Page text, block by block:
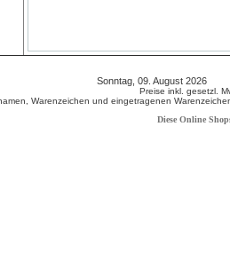
Sonntag, 09. August 2026
Preise inkl. gesetzl.
Warenzeichen und eingetragenen
Diese Online